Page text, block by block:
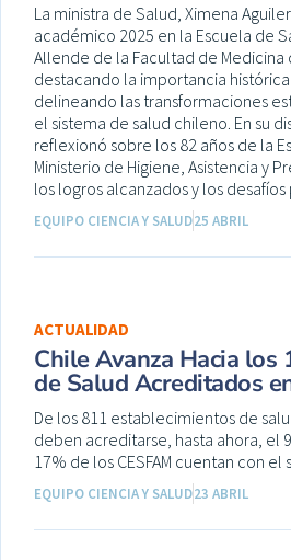
La ministra de Salud, Ximena
académico 2025 en la Escuela de
Allende de la Facultad de Medicina
destacando la importancia
delineando las transformaciones
el sistema de salud chileno. En su
reflexionó sobre los 82 años de la
Ministerio de Higiene, Asistencia y
los logros alcanzados y los desafíos
EQUIPO CIENCIA Y SALUD25 ABRIL
ACTUALIDAD
Chile Avanza Hacia los
de Salud Acreditados
De los 811 establecimientos de
deben acreditarse, hasta ahora, el
17% de los CESFAM cuentan con el
EQUIPO CIENCIA Y SALUD23 ABRIL